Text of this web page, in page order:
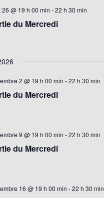
26 @ 19 h 00 min -22 h 30 min
du Mercredi
2 @ 19 h 00 min -22 h 30 min
du Mercredi
9 @ 19 h 00 min -22 h 30 min
du Mercredi
16 @ 19 h 00 min -22 h 30 min